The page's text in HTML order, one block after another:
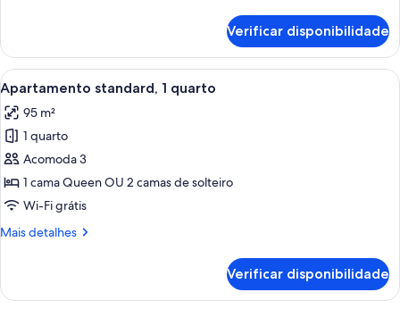
3
quartos
Verificar disponibilidade
Carrega
todas
as
fotos
de
Apartamento
standard,
quarto
Quarto de hotel com duas camas,
8
Apartamento standard, 1 quarto
95 m²
1 quarto
Acomoda 3
1 cama Queen OU 2 camas de solteiro
Wi-Fi grátis
Mais detalhes
Mais
standard,
Verificar disponibilidade